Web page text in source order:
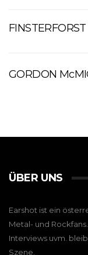
GORDON
ÜBER UNS
Earshot ist ein
Metal- und
Interviews uvm.
Szene.